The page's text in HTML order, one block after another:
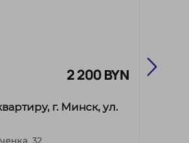
2 200 BYN
г. Минск, ул.
32